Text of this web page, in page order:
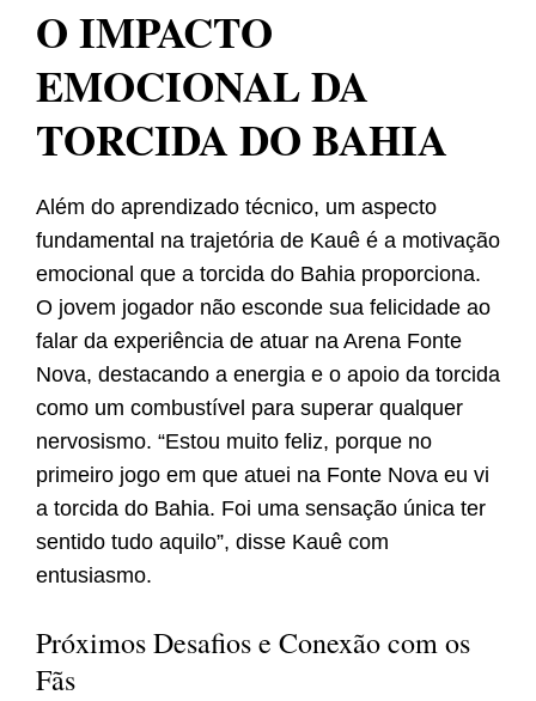
O IMPACTO
EMOCIONAL DA
TORCIDA DO BAHIA
Além do aprendizado técnico, um aspecto
fundamental na trajetória de Kauê é a motivação
emocional que a torcida do Bahia proporciona.
O jovem jogador não esconde sua felicidade ao
falar da experiência de atuar na Arena Fonte
Nova, destacando a energia e o apoio da torcida
como um combustível para superar qualquer
nervosismo. “Estou muito feliz, porque no
primeiro jogo em que atuei na Fonte Nova eu vi
a torcida do Bahia. Foi uma sensação única ter
sentido tudo aquilo”, disse Kauê com
entusiasmo.
Próximos Desafios e Conexão com os
Fãs